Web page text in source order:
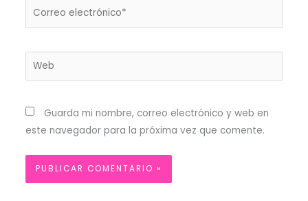
Correo
Web
Guarda mi nombre, correo electrónico y web en
este navegador para la próxima vez que comente.